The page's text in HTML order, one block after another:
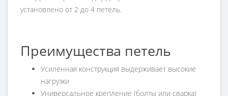
установлено от 2 до 4 петель.
Преимущества петель
Усиленная конструкция выдерживает высокие
нагрузки
Универсальное крепление (болты или сварка)